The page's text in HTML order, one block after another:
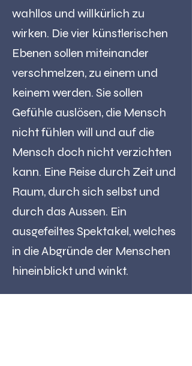
wahllos und willkürlich zu
wirken. Die vier künstlerischen
Ebenen sollen miteinander
verschmelzen, zu einem und
keinem werden. Sie sollen
Gefühle auslösen, die Mensch
nicht fühlen will und auf die
Mensch doch nicht verzichten
kann. Eine Reise durch Zeit und
Raum, durch sich selbst und
durch das Aussen. Ein
ausgefeiltes Spektakel, welches
in die Abgründe der Menschen
hineinblickt und winkt.